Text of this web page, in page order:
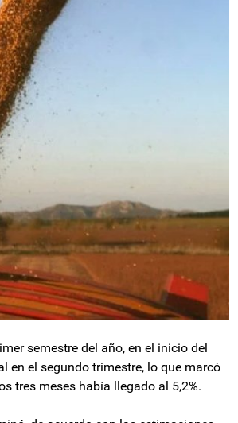
semestre del año, en el inicio del
en el segundo trimestre, lo que marcó
tres meses había llegado al 5,2%.